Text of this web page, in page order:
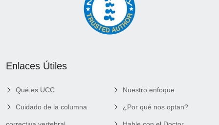
Enlaces Útiles
Qué es UCC
Cuidado de la columna
Nuestro enfoque
¿Por qué nos optan?